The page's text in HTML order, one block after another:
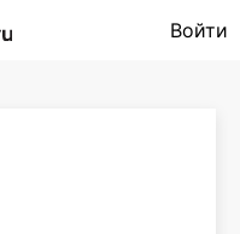
Войти